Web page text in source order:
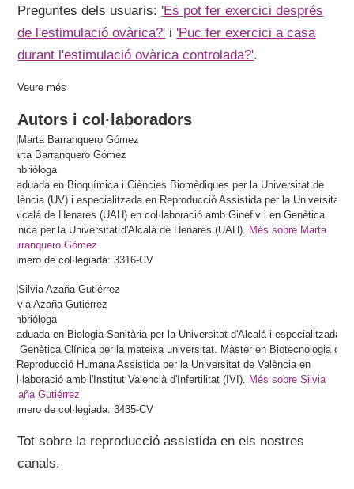
Preguntes dels usuaris:'Es pot fer exercici després
de l'estimulació ovàrica?' i'Puc fer exercici a casa
durant l'estimulació ovàrica controlada?'.
Veure més
Autors i col·laboradors
Marta Barranquero Gómez
Embriòloga
Graduada en Bioquímica i Ciències Biomèdiques per la Universitat de
València (UV) i especialitzada en Reproducció Assistida per la Universitat
d'Alcalá de Henares (UAH) en col·laboració amb Ginefiv i en Genètica
Clínica per la Universitat d'Alcalá de Henares (UAH). Més sobre Marta
Barranquero Gómez
Número de col·legiada: 3316-CV
Silvia Azaña Gutiérrez
Embrióloga
Graduada en Biologia Sanitària per la Universitat d'Alcalá i especialitzada
en Genètica Clínica per la mateixa universitat. Màster en Biotecnologia de
la Reproducció Humana Assistida per la Universitat de València en
col·laboració amb l'Institut Valencià d'Infertilitat (IVI). Més sobre Silvia
Azaña Gutiérrez
Número de col·legiada: 3435-CV
Tot sobre la reproducció assistida en els nostres
canals.